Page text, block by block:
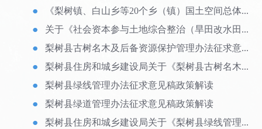
《梨树镇、白山乡等20个乡（镇）国土空间总体...
关于《社会资本参与土地综合整治（旱田改水田...
梨树县古树名木及后备资源保护管理办法征求意...
梨树县住房和城乡建设局关于《梨树县古树名木...
梨树县绿线管理办法征求意见稿政策解读
梨树县绿道管理办法征求意见稿政策解读
梨树县住房和城乡建设局关于《梨树县绿线管理...